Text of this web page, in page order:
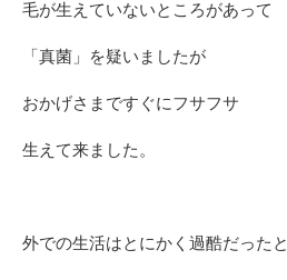
毛が生えていないところがあって
「真菌」を疑いましたが
おかげさまですぐにフサフサ
生えて来ました。
外での生活はとにかく過酷だったと